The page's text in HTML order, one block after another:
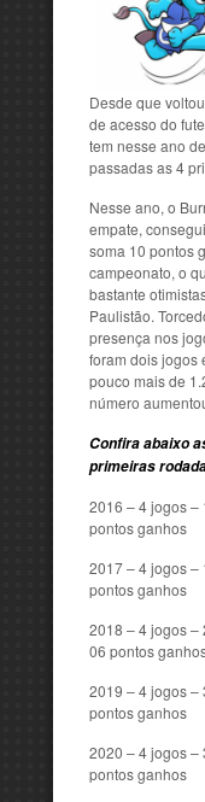
Desde que
de acesso do
tem nesse ano
passadas as 4
Nesse ano, o
empate,
soma 10 pontos
campeonato, o
bastante
Paulistão.
presença nos
foram dois jogos
pouco mais de
número
Confira abaixo
primeiras
2016 – 4 jogos –
pontos ganhos
2017 – 4 jogos –
pontos ganhos
2018 – 4 jogos –
06 pontos
2019 – 4 jogos –
pontos ganhos
2020 – 4 jogos –
pontos ganhos